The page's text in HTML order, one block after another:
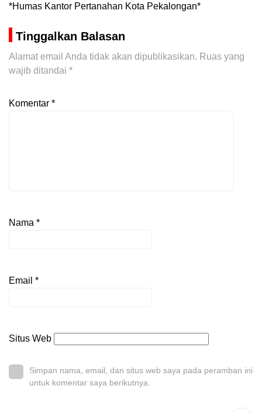
*Humas Kantor Pertanahan Kota Pekalongan*
Tinggalkan Balasan
Alamat email Anda tidak akan dipublikasikan. Ruas yang
wajib ditandai *
Komentar *
Nama *
Email *
Situs Web
Simpan nama, email, dan situs web saya pada peramban ini
untuk komentar saya berikutnya.